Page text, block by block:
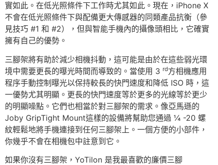
實如此。在低光照條件下工作時尤其如此。現在，iPhone X
不會在低光照條件下與配備更大傳感器的同類產品抗衡（參
見技巧 #1 和 #2），但與智能手機內的攝像頭相比，它確實
擁有自己的優勢。
三腳架將有助於減少相機抖動，這可能是由於在這些弱光環
境中需要更長的曝光時間而導致的。當使用 3 rd方相機應用
程序手動控制曝光以保持較長的快門速度和降低 ISO 時，這
一優勢尤其明顯。更長的快門速度等於更多的光線等於更少
的明顯噪點。它們也相當於對三腳架的需求。像亞馬遜的
Joby GripTight Mount這樣的設備將幫助您通過 ¼ -20 螺
紋輕鬆地將手機連接到任何三腳架上。一個方便的小部件，
你幾乎不會在相機包中註意到它。
如果你沒有三腳架，YoTilon 是我最喜歡的廉價三腳